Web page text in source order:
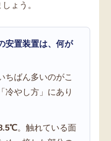
ょう。
安置装置は、何が
ちばん多いのがこ
冷やし方」にあり
。触れている面